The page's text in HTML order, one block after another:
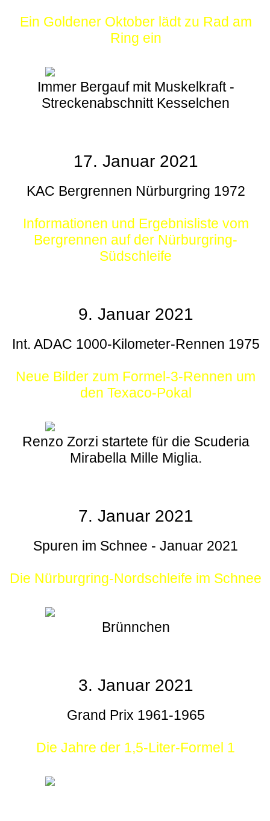
Ein Goldener Oktober lädt zu Rad am
Ring ein
Immer Bergauf mit Muskelkraft -
Streckenabschnitt Kesselchen
17. Januar 2021
KAC Bergrennen Nürburgring 1972
Informationen und Ergebnisliste vom
Bergrennen auf der Nürburgring-
Südschleife
9. Januar 2021
Int. ADAC 1000-Kilometer-Rennen 1975
Neue Bilder zum Formel-3-Rennen um
den Texaco-Pokal
Renzo Zorzi startete für die Scuderia
Mirabella Mille Miglia.
7. Januar 2021
Spuren im Schnee - Januar 2021
Die Nürburgring-Nordschleife im Schnee
Brünnchen
3. Januar 2021
Grand Prix 1961-1965
Die Jahre der 1,5-Liter-Formel 1